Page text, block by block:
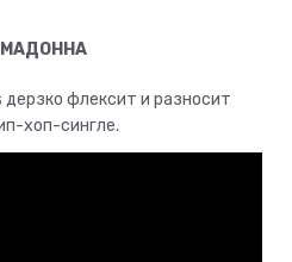
МАДОННА
дерзко флексит и разносит
хоп-сингле.